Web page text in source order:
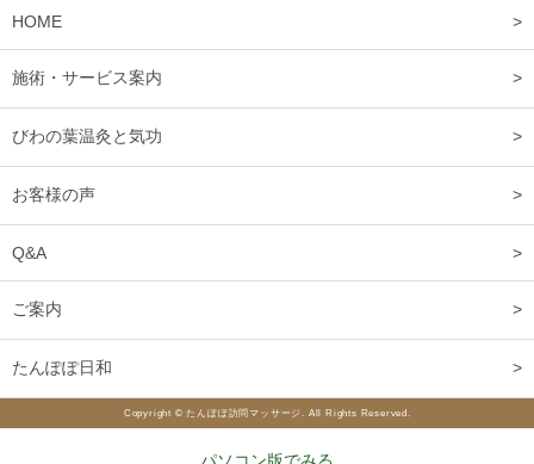
HOME
施術・サービス案内
びわの葉温灸と気功
お客様の声
Q&A
ご案内
たんぽぽ日和
Copyright © たんぽぽ訪問マッサージ. All Rights Reserved.